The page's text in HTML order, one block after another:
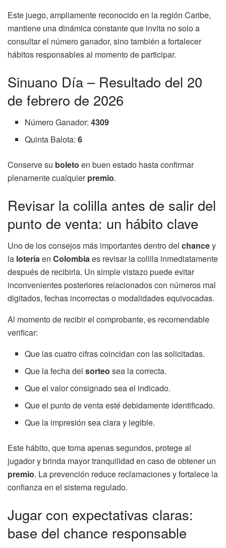
Este juego, ampliamente reconocido en la región Caribe,
mantiene una dinámica constante que invita no solo a
consultar el número ganador, sino también a fortalecer
hábitos responsables al momento de participar.
Sinuano Día – Resultado del 20
de febrero de 2026
Número Ganador:4309
Quinta Balota:6
Conserve su boleto en buen estado hasta confirmar
plenamente cualquierpremio.
Revisar la colilla antes de salir del
punto de venta: un hábito clave
Uno de los consejos más importantes dentro del chancey
la loteríaen Colombiaes revisar la colilla inmediatamente
después de recibirla. Un simple vistazo puede evitar
inconvenientes posteriores relacionados con números mal
digitados, fechas incorrectas o modalidades equivocadas.
Al momento de recibir el comprobante, es recomendable
verificar:
Que las cuatro cifras coincidan con las solicitadas.
Que la fecha delsorteo sea la correcta.
Que el valor consignado sea el indicado.
Que el punto de venta esté debidamente identificado.
Que la impresión sea clara y legible.
Este hábito, que toma apenas segundos, protege al
jugador y brinda mayor tranquilidad en caso de obtener un
premio. La prevención reduce reclamaciones y fortalece la
confianza en el sistema regulado.
Jugar con expectativas claras:
base del chance responsable